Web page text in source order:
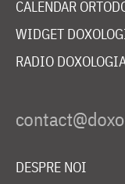
CALENDAR
WIDGET
RADIO
DESPRE NOI